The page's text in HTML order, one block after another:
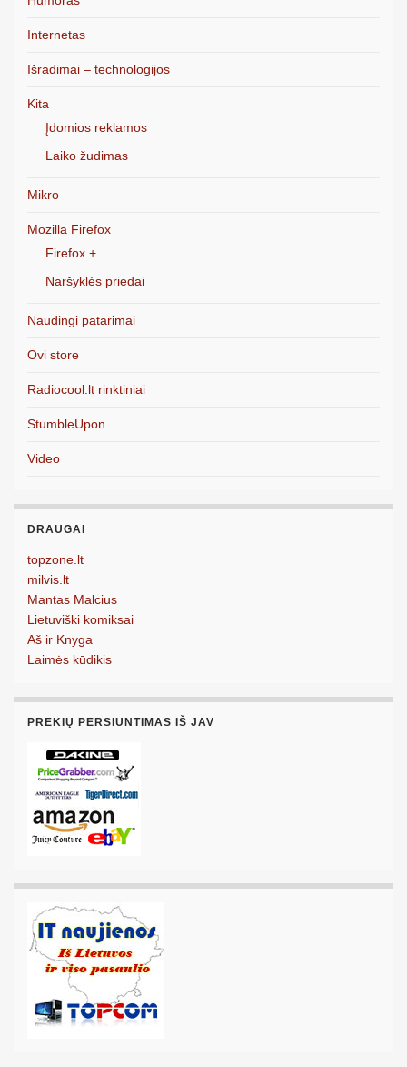
Internetas
Išradimai – technologijos
Kita
Įdomios reklamos
Laiko žudimas
Mikro
Mozilla Firefox
Firefox +
Naršyklės priedai
Naudingi patarimai
Ovi store
Radiocool.lt rinktiniai
StumbleUpon
Video
DRAUGAI
topzone.lt
milvis.lt
Mantas Malcius
Lietuviški komiksai
Aš ir Knyga
Laimės kūdikis
PREKIŲ PERSIUNTIMAS IŠ JAV